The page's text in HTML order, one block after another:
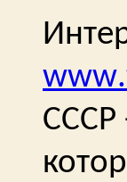
www.
СССР